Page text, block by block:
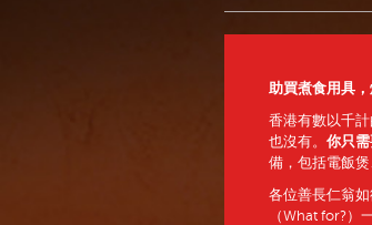
助買煮食用具
香港有數以千
也沒有。 你只需
備，包括電飯煲
各位善長仁翁
（What for?）